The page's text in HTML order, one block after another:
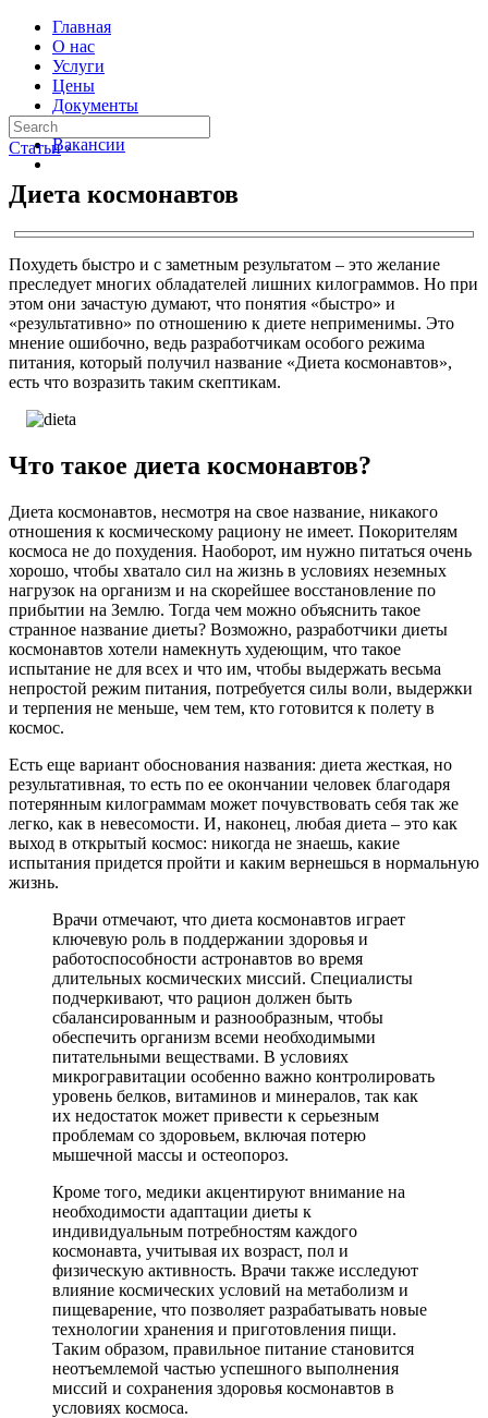
Главная
О нас
Услуги
Цены
Документы
Контакты
Вакансии
Статьи ›
Диета космонавтов
Похудеть быстро и с заметным результатом – это желание
преследует многих обладателей лишних килограммов. Но при
этом они зачастую думают, что понятия «быстро» и
«результативно» по отношению к диете неприменимы. Это
мнение ошибочно, ведь разработчикам особого режима
питания, который получил название «Диета космонавтов»,
есть что возразить таким скептикам.
Что такое диета космонавтов?
Диета космонавтов, несмотря на свое название, никакого
отношения к космическому рациону не имеет. Покорителям
космоса не до похудения. Наоборот, им нужно питаться очень
хорошо, чтобы хватало сил на жизнь в условиях неземных
нагрузок на организм и на скорейшее восстановление по
прибытии на Землю. Тогда чем можно объяснить такое
странное название диеты? Возможно, разработчики диеты
космонавтов хотели намекнуть худеющим, что такое
испытание не для всех и что им, чтобы выдержать весьма
непростой режим питания, потребуется силы воли, выдержки
и терпения не меньше, чем тем, кто готовится к полету в
космос.
Есть еще вариант обоснования названия: диета жесткая, но
результативная, то есть по ее окончании человек благодаря
потерянным килограммам может почувствовать себя так же
легко, как в невесомости. И, наконец, любая диета – это как
выход в открытый космос: никогда не знаешь, какие
испытания придется пройти и каким вернешься в нормальную
жизнь.
Врачи отмечают, что диета космонавтов играет
ключевую роль в поддержании здоровья и
работоспособности астронавтов во время
длительных космических миссий. Специалисты
подчеркивают, что рацион должен быть
сбалансированным и разнообразным, чтобы
обеспечить организм всеми необходимыми
питательными веществами. В условиях
микрогравитации особенно важно контролировать
уровень белков, витаминов и минералов, так как
их недостаток может привести к серьезным
проблемам со здоровьем, включая потерю
мышечной массы и остеопороз.
Кроме того, медики акцентируют внимание на
необходимости адаптации диеты к
индивидуальным потребностям каждого
космонавта, учитывая их возраст, пол и
физическую активность. Врачи также исследуют
влияние космических условий на метаболизм и
пищеварение, что позволяет разрабатывать новые
технологии хранения и приготовления пищи.
Таким образом, правильное питание становится
неотъемлемой частью успешного выполнения
миссий и сохранения здоровья космонавтов в
условиях космоса.